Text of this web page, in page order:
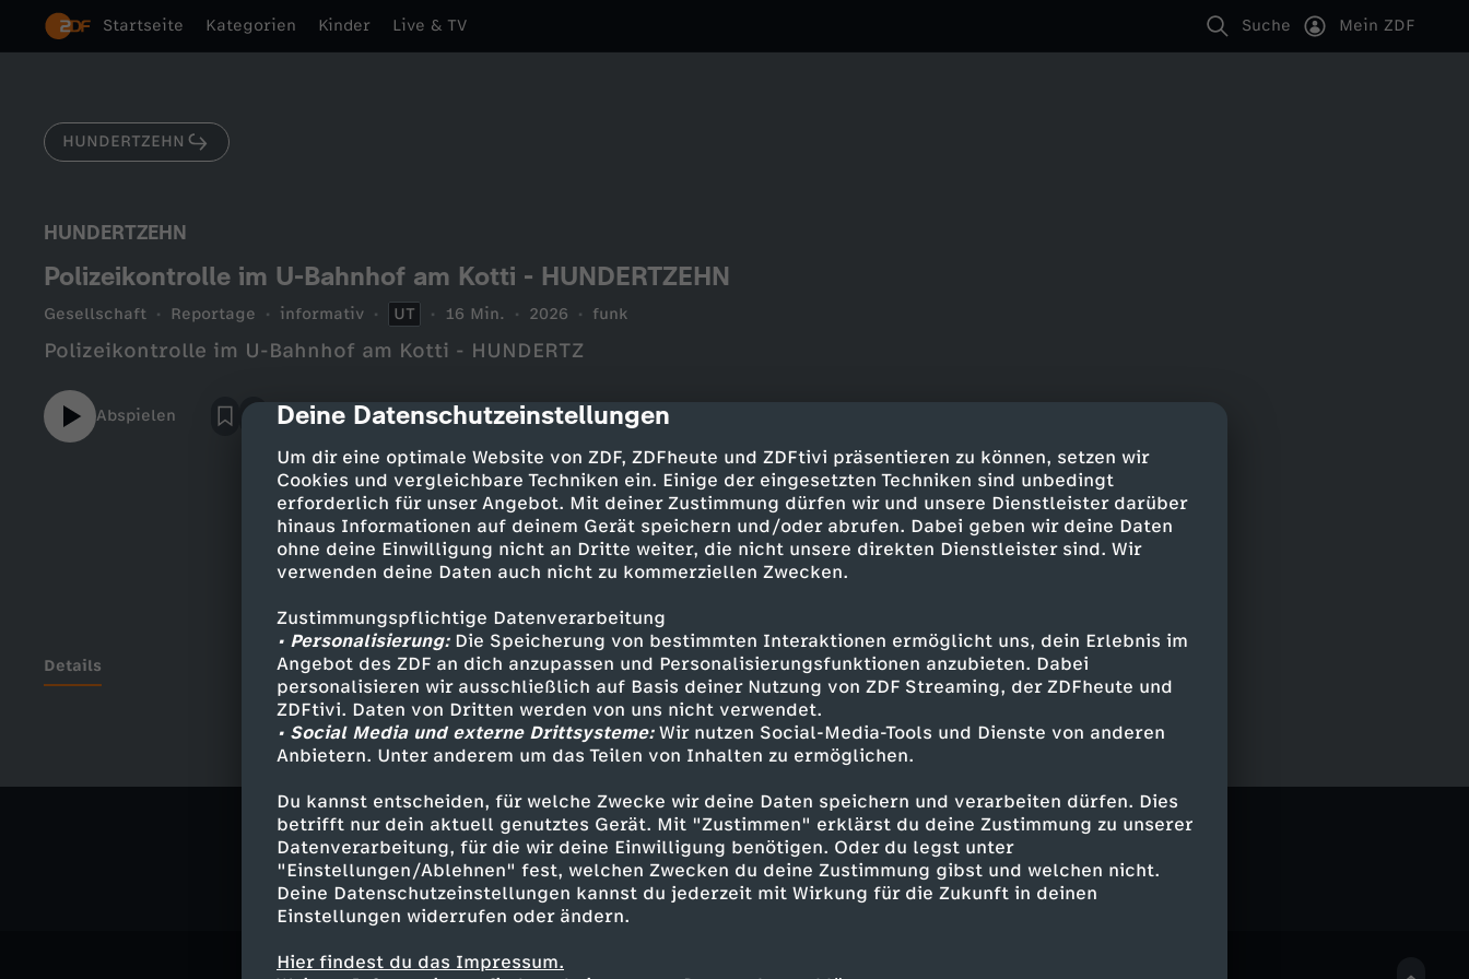
cmp-dialog-description
Deine Datenschutzeinstellungen
Um dir eine optimale Website von ZDF, ZDFheute und ZDFtivi präsentieren zu können, setzen wir
Cookies und vergleichbare Techniken ein. Einige der eingesetzten Techniken sind unbedingt
erforderlich für unser Angebot. Mit deiner Zustimmung dürfen wir und unsere Dienstleister darüber
hinaus Informationen auf deinem Gerät speichern und/oder abrufen. Dabei geben wir deine Daten
ohne deine Einwilligung nicht an Dritte weiter, die nicht unsere direkten Dienstleister sind. Wir
verwenden deine Daten auch nicht zu kommerziellen Zwecken.
Zustimmungspflichtige Datenverarbeitung
• Personalisierung:Die Speicherung von bestimmten Interaktionen ermöglicht uns, dein Erlebnis im
Angebot des ZDF an dich anzupassen und Personalisierungsfunktionen anzubieten. Dabei
personalisieren wir ausschließlich auf Basis deiner Nutzung von ZDF Streaming, der ZDFheute und
ZDFtivi. Daten von Dritten werden von uns nicht verwendet.
• Social Media und externe Drittsysteme:Wir nutzen Social-Media-Tools und Dienste von anderen
Anbietern. Unter anderem um das Teilen von Inhalten zu ermöglichen.
Du kannst entscheiden, für welche Zwecke wir deine Daten speichern und verarbeiten dürfen. Dies
betrifft nur dein aktuell genutztes Gerät. Mit "Zustimmen" erklärst du deine Zustimmung zu unserer
Datenverarbeitung, für die wir deine Einwilligung benötigen. Oder du legst unter
"Einstellungen/Ablehnen" fest, welchen Zwecken du deine Zustimmung gibst und welchen nicht.
Deine Datenschutzeinstellungen kannst du jederzeit mit Wirkung für die Zukunft in deinen
Einstellungen widerrufen oder ändern.
Hier findest du das Impressum.
Startseite Kategorien Kinder Live & TV Suche Mein ZDF
HUNDERTZEHN
HUNDERTZEHN
Polizeikontrolle im U-Bahnhof am Kotti - HUNDERTZEHN
Gesellschaft Reportage informativ UT 16 Min. 2026 funk
Polizeikontrolle im U-Bahnhof am Kotti - HUNDERTZ
Abspielen
Details
Ähnliche Inhalte entdecken
Gesellschaft Reportage informativ Untertitel HUNDERTZEHN